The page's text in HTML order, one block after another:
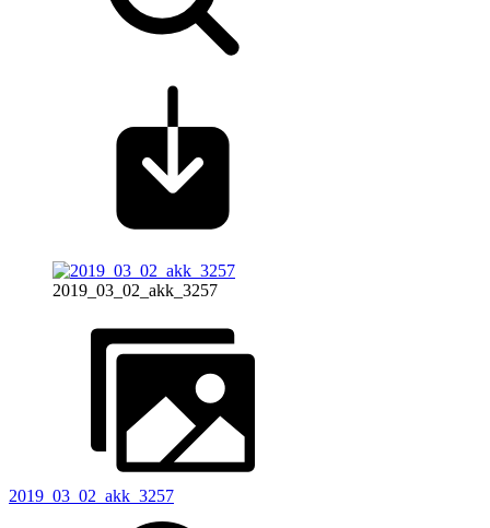
2019_03_02_akk_3257
2019_03_02_akk_3257